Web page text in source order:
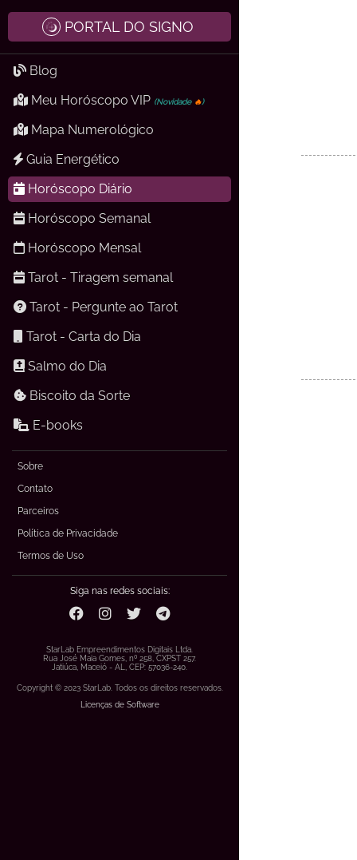
PORTAL DO SIGNO
Blog
Meu Horóscopo VIP (Novidade 🔥)
Mapa Numerológico
Guia Energético
Horóscopo Diário
Horóscopo Semanal
Horóscopo Mensal
Tarot - Tiragem semanal
Tarot - Pergunte ao Tarot
Tarot - Carta do Dia
Salmo do Dia
Biscoito da Sorte
E-books
Sobre
Contato
Parceiros
Política de Privacidade
Termos de Uso
Siga nas redes sociais:
StarLab Empreendimentos Digitais Ltda.
Rua José Maia Gomes, nº 258, CXPST 257.
Jatiúca, Maceió - AL, CEP: 57036-240.
Copyright © 2023 StarLab. Todos os direitos reservados.
Licenças de Software